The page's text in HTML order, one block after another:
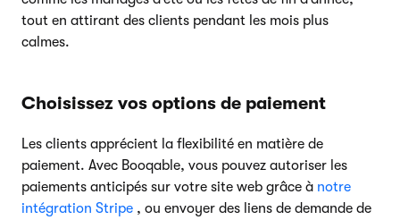
tout en attirant des clients pendant les mois plus
calmes.
Choisissez vos options de paiement
Les clients apprécient la flexibilité en matière de
paiement. Avec Booqable, vous pouvez autoriser les
paiements anticipés sur votre site web grâce à notre
intégration Stripe , ou envoyer des liens de demande de